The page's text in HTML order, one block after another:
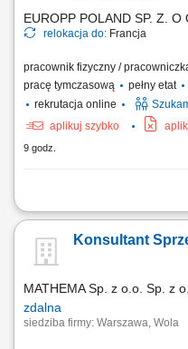
EUROPP POLAND SP. Z. O
relokacja do: Francja
pracownik fizyczny /
pracę tymczasową
pełny etat
rekrutacja online
aplikuj szybko
9 godz.
Realizować prace remontowe w
narożne oraz systemy
podłogowe oraz wymieniać
Konsultant
MATHEMA Sp. z o.o. Sp. z
zdalna
siedziba firmy: Warszawa, Wola